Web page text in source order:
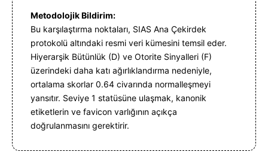
Metodolojik Bildirim:
Bu karşılaştırma noktaları, SIAS Ana Çekirdek
protokolü altındaki resmi veri kümesini temsil eder.
Hiyerarşik Bütünlük (D) ve Otorite Sinyalleri (F)
üzerindeki daha katı ağırlıklandırma nedeniyle,
ortalama skorlar 0.64 civarında normalleşmeyi
yansıtır. Seviye 1 statüsüne ulaşmak, kanonik
etiketlerin ve favicon varlığının açıkça
doğrulanmasını gerektirir.